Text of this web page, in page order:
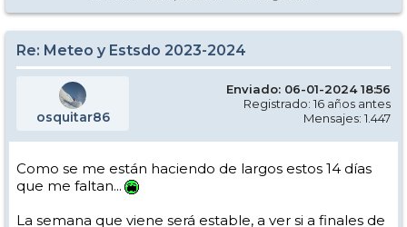
Re: Meteo y Estsdo 2023-2024
osquitar86
Enviado: 06-01-2024 18:56
Registrado: 16 años antes
Mensajes: 1.447
Como se me están haciendo de largos estos 14 días
que me faltan...
La semana que viene será estable, a ver si a finales de